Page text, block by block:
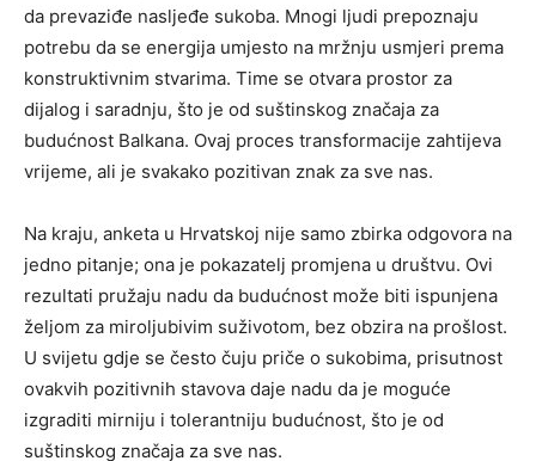
da prevaziđe nasljeđe sukoba. Mnogi ljudi prepoznaju
potrebu da se energija umjesto na mržnju usmjeri prema
konstruktivnim stvarima. Time se otvara prostor za
dijalog i saradnju, što je od suštinskog značaja za
budućnost Balkana. Ovaj proces transformacije zahtijeva
vrijeme, ali je svakako pozitivan znak za sve nas.
Na kraju, anketa u Hrvatskoj nije samo zbirka odgovora na
jedno pitanje; ona je pokazatelj promjena u društvu. Ovi
rezultati pružaju nadu da budućnost može biti ispunjena
željom za miroljubivim suživotom, bez obzira na prošlost.
U svijetu gdje se često čuju priče o sukobima, prisutnost
ovakvih pozitivnih stavova daje nadu da je moguće
izgraditi mirniju i tolerantniju budućnost, što je od
suštinskog značaja za sve nas.